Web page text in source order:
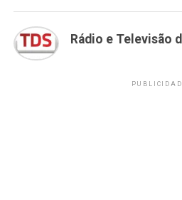
Rádio e Televisão